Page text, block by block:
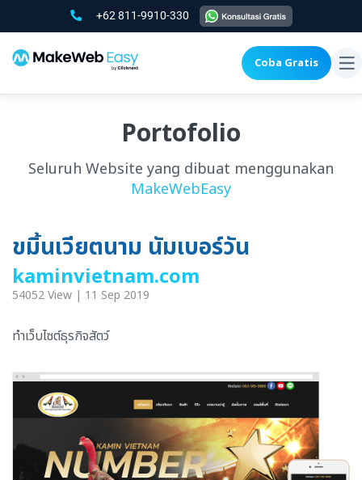
+62 811-9910-330
Coba Gratis
Portofolio
Seluruh Website yang dibuat menggunakan
MakeWebEasy
ขมิ้นเวียตนาม นัมเบอร์วัน
kaminvietnam.com
54052 View | 11 Sep 2019
ทำเว็บไซต์ธุรกิจสัตว์